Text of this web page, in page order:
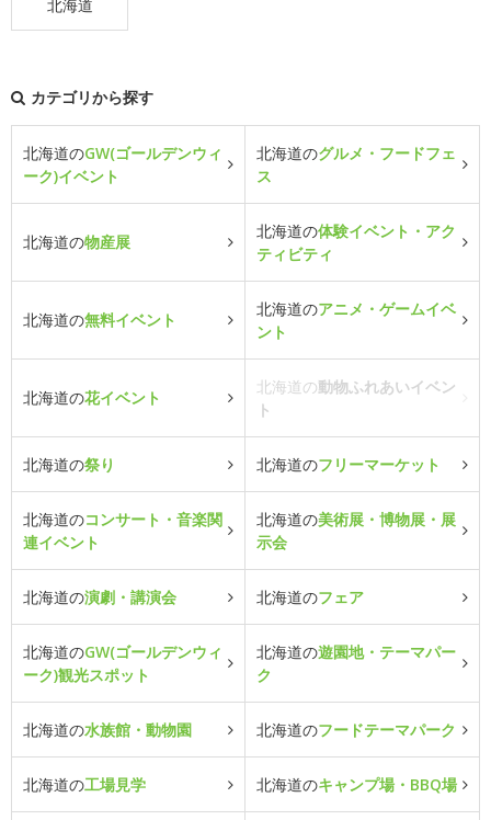
北海道
カテゴリから探す
北海道のGW(ゴールデンウィ
ーク)イベント
北海道のグルメ・フードフェ
ス
北海道の物産展
北海道の体験イベント・アク
ティビティ
北海道の無料イベント
北海道のアニメ・ゲームイベ
ント
北海道の花イベント
北海道の動物ふれあいイベン
ト
北海道の祭り 北海道のフリーマーケット
北海道のコンサート・音楽関
連イベント
北海道の美術展・博物展・展
示会
北海道の演劇・講演会 北海道のフェア
北海道のGW(ゴールデンウィ
ーク)観光スポット
北海道の遊園地・テーマパー
ク
北海道の水族館・動物園 北海道のフードテーマパーク
北海道の工場見学 北海道のキャンプ場・BBQ場